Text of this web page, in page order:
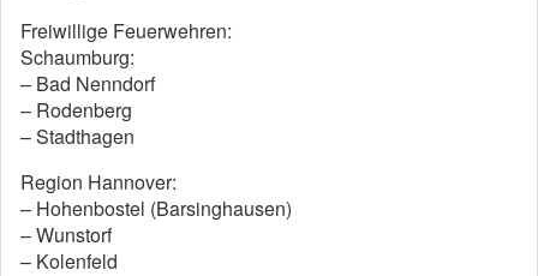
Freiwillige Feuerwehren:
Schaumburg:
– Bad Nenndorf
– Rodenberg
– Stadthagen
Region Hannover:
– Hohenbostel (Barsinghausen)
– Wunstorf
– Kolenfeld